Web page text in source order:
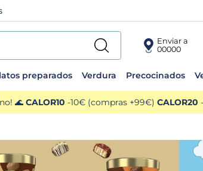
Enviar a
00000
preparados Verdura Precocinados
🌊 CALOR10 -10€ (compras +99€) CALOR20